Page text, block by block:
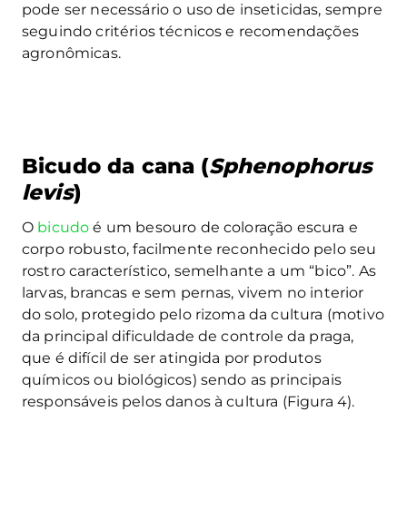
pode ser necessário o uso de inseticidas, sempre
seguindo critérios técnicos e recomendações
agronômicas.
Bicudo da cana (Sphenophorus
levis)
O bicudo é um besouro de coloração escura e
corpo robusto, facilmente reconhecido pelo seu
rostro característico, semelhante a um “bico”. As
larvas, brancas e sem pernas, vivem no interior
do solo, protegido pelo rizoma da cultura (motivo
da principal dificuldade de controle da praga,
que é difícil de ser atingida por produtos
químicos ou biológicos) sendo as principais
responsáveis pelos danos à cultura (Figura 4).